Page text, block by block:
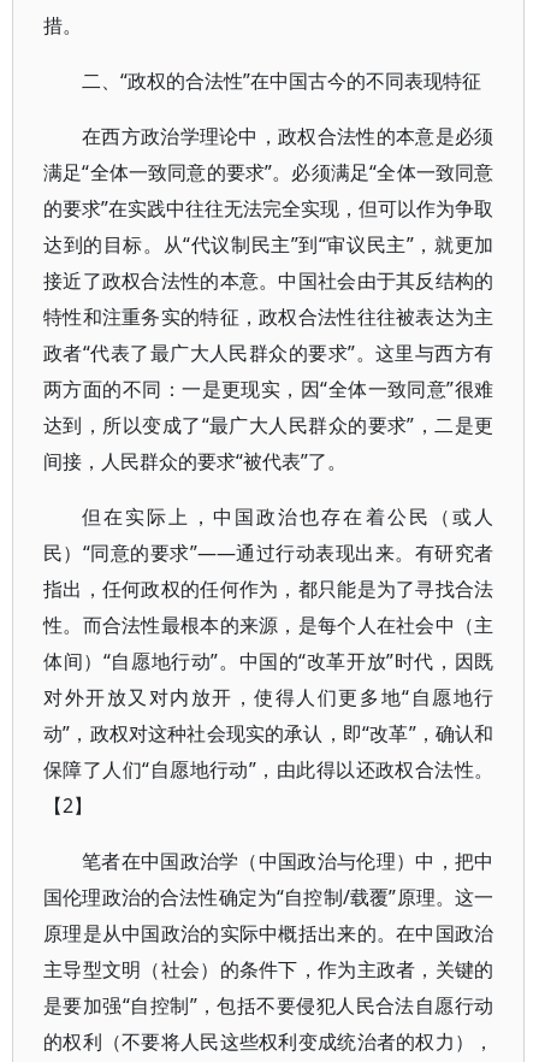
措。
二、“政权的合法性”在中国古今的不同表现特征
在西方政治学理论中，政权合法性的本意是必须
满足“全体一致同意的要求”。必须满足“全体一致同意
的要求”在实践中往往无法完全实现，但可以作为争取
达到的目标。从“代议制民主”到“审议民主”，就更加
接近了政权合法性的本意。中国社会由于其反结构的
特性和注重务实的特征，政权合法性往往被表达为主
政者“代表了最广大人民群众的要求”。这里与西方有
两方面的不同：一是更现实，因“全体一致同意”很难
达到，所以变成了“最广大人民群众的要求”，二是更
间接，人民群众的要求“被代表”了。
但在实际上，中国政治也存在着公民（或人
民）“同意的要求”——通过行动表现出来。有研究者
指出，任何政权的任何作为，都只能是为了寻找合法
性。而合法性最根本的来源，是每个人在社会中（主
体间）“自愿地行动”。中国的“改革开放”时代，因既
对外开放又对内放开，使得人们更多地“自愿地行
动”，政权对这种社会现实的承认，即“改革”，确认和
保障了人们“自愿地行动”，由此得以还政权合法性。
【2】
笔者在中国政治学（中国政治与伦理）中，把中
国伦理政治的合法性确定为“自控制/载覆”原理。这一
原理是从中国政治的实际中概括出来的。在中国政治
主导型文明（社会）的条件下，作为主政者，关键的
是要加强“自控制”，包括不要侵犯人民合法自愿行动
的权利（不要将人民这些权利变成统治者的权力），